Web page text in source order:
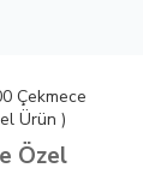
Çekmece
Ürün )
Özel